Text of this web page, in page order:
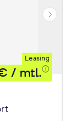
Leasing
/ mtl.